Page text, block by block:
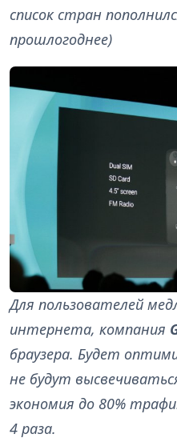
список стран
прошлогоднее)
Для пользователей
интернета, компания
браузера. Будет
не будут
экономия до 80%
4 раза.